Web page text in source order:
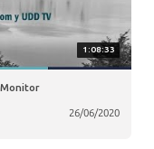
1:08:33
Monitor
26/06/2020